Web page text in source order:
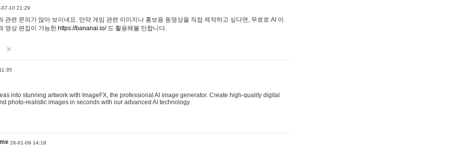
07-10 21:29
관련 문의가 많아 보이네요. 만약 게임 관련 이미지나 홍보용 동영상을 직접 제작하고 싶다면, 무료로 AI 이
영상 편집이 가능한 https://bananai.io/도 활용해볼 만합니다.
into stunning artwork with ImageFX, the professional AI image generator. Create high-quality digital
photo-realistic images in seconds with our advanced AI technology.
26-01-09 14:18